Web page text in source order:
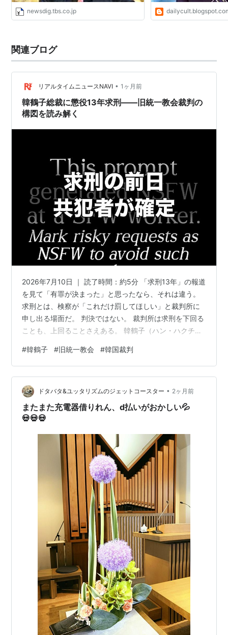
newsdig.tbs.co.jp
関連ブログ
リアルタイムニュースNAVI • 1ヶ月前
韓鶴子総裁に懲役13年求刑——旧統一教会裁判の
構図を読み解く
2026年7月10日 ｜ 読了時間：約5分 「求刑13年」の報道
を見て「有罪が決まった」と思ったなら、それは違う。
求刑とは、検察が「これだけ罰してほしい」と裁判所に
申し出る場面だ。 判決ではない。 裁判所は求刑を下回る
ことも、上回ることさえある。 韓鶴子（ハン・ハクチ
る。 そしてこの裁判には、「求刑よりも前に、実は決定
的な出来事があった」という見落とされやすい構造があ
る。 この記事でわかること 「懲役13年」は判決ではない
釈放中なのになぜ出廷できるのか 前日に「共犯者」の有
罪が確定していた 日本で解散確定してから17日後の求刑
日本の被害…
#韓鶴子 #旧統一教会 #韓国裁判
ドタバタ&ユッタリズムのジェットコースター • 2ヶ月前
またまた充電器借りれん、d払いがおかしい💦
💀💀💀